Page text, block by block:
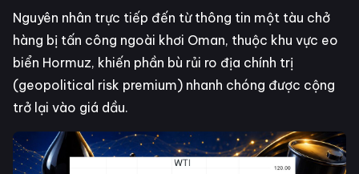
Nguyên nhân trực tiếp đến từ thông tin một tàu chở
hàng bị tấn công ngoài khơi Oman, thuộc khu vực eo
biển Hormuz, khiến phần bù rủi ro địa chính trị
(geopolitical risk premium) nhanh chóng được cộng
trở lại vào giá dầu.